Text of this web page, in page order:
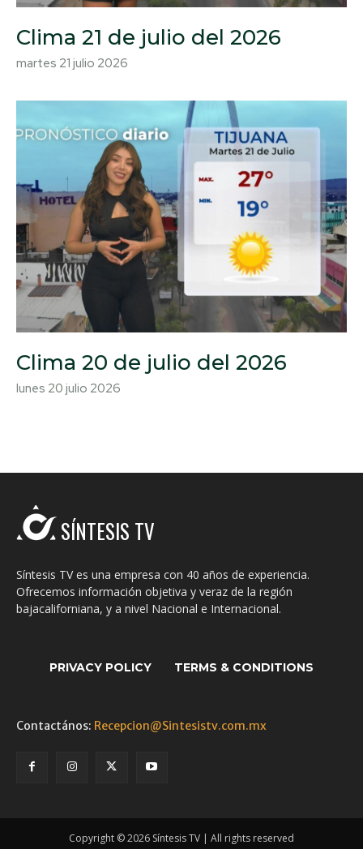
Clima 21 de julio del 2026
martes 21 julio 2026
Clima 20 de julio del 2026
lunes 20 julio 2026
SÍNTESIS TV
Síntesis TV es una empresa con 40 años de experiencia.
Ofrecemos información objetiva y veraz de la región
bajacaliforniana, y a nivel Nacional e Internacional.
PRIVACY POLICY TERMS & CONDITIONS
Contactános: Recepcion@Sintesistv.com.mx
Copyright © 2026 Síntesis TV | All rights reserved